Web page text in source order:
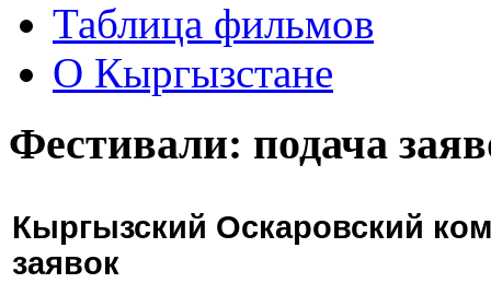
Таблица фильмов
О Кыргызстане
Фестивали: подача
Кыргызский Оскаровский
заявок